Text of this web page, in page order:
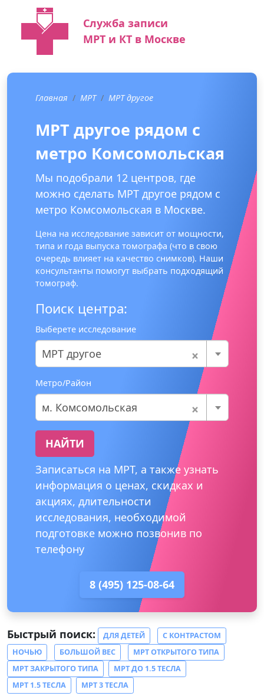
Служба записи
МРТ и КТ в Москве
Главная МРТ МРТ другое
МРТ другое рядом с
метро Комсомольская
Мы подобрали 12 центров, где
можно сделать МРТ другое рядом с
метро Комсомольская в Москве.
Цена на исследование зависит от мощности,
типа и года выпуска томографа (что в свою
очередь влияет на качество снимков). Наши
консультанты помогут выбрать подходящий
томограф.
Поиск центра:
Выберете исследование
×
МРТ другое
Метро/Район
×
м. Комсомольская
НАЙТИ
Записаться на МРТ, а также узнать
информация о ценах, скидках и
акциях, длительности
исследования, необходимой
подготовке можно позвонив по
телефону
8 (495) 125-08-64
Быстрый поиск: ДЛЯ ДЕТЕЙ
С КОНТРАСТОМ
НОЧЬЮ
БОЛЬШОЙ ВЕС
МРТ ОТКРЫТОГО ТИПА
МРТ ЗАКРЫТОГО ТИПА
МРТ ДО 1.5 ТЕСЛА
МРТ 1.5 ТЕСЛА
МРТ 3 ТЕСЛА